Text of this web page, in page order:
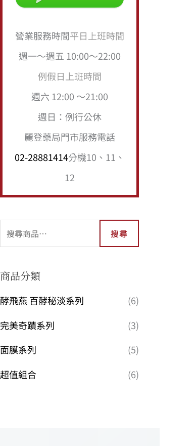
營業服務時間平日上班時間
週一～週五 10:00～22:00
例假日上班時間
週六 12:00 ～21:00
週日：例行公休
麗登藥局門市服務電話
02-28881414分機10、11、
12
搜尋
商品分類
酵飛燕 百酵秘淡系列
(6)
完美奇蹟系列
(3)
面膜系列
(5)
超值組合
(6)